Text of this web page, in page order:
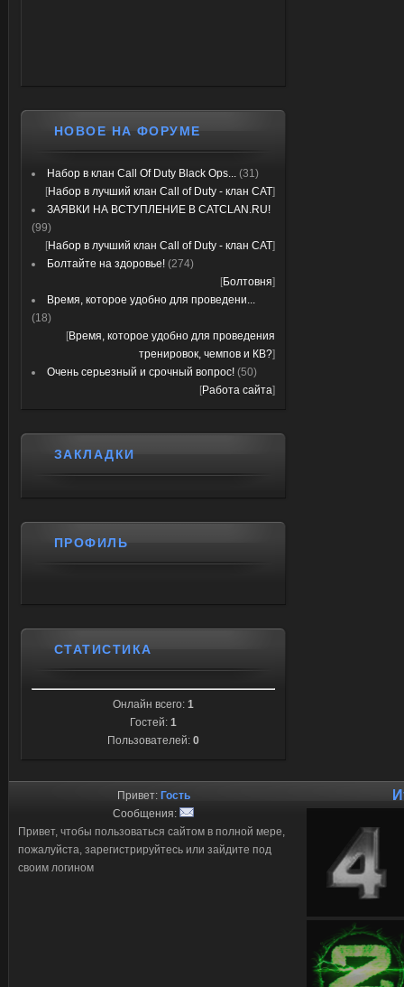
НОВОЕ НА ФОРУМЕ
Набор в клан Call Of Duty Black Ops... (31)
[Набор в лучший клан Call of Duty - клан CAT]
ЗАЯВКИ НА ВСТУПЛЕНИЕ В CATCLAN.RU!
(99)
[Набор в лучший клан Call of Duty - клан CAT]
Болтайте на здоровье! (274)
[Болтовня]
Время, которое удобно для проведени...
(18)
[Время, которое удобно для проведения
тренировок, чемпов и КВ?]
Очень серьезный и срочный вопрос! (50)
[Работа сайта]
ЗАКЛАДКИ
ПРОФИЛЬ
СТАТИСТИКА
Онлайн всего: 1
Гостей: 1
Пользователей: 0
Привет: Гость
Сообщения:
Привет, чтобы пользоваться сайтом в полной мере,
пожалуйста, зарегистрируйтесь или зайдите под
своим логином